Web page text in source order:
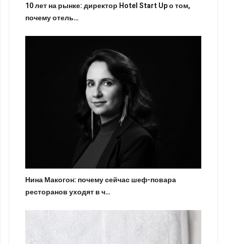
10 лет на рынке: директор Hotel Start Up о том,
почему отель…
Нина Макогон: почему сейчас шеф-повара
ресторанов уходят в ч…